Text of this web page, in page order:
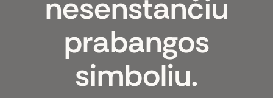
nesenstančiu
prabangos
simboliu.